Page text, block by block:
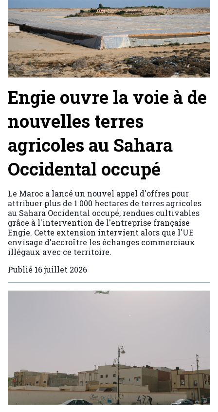
Engie ouvre la voie à de
nouvelles terres
agricoles au Sahara
Occidental occupé
Le Maroc a lancé un nouvel appel d'offres pour
attribuer plus de 1 000 hectares de terres agricoles
au Sahara Occidental occupé, rendues cultivables
grâce à l'intervention de l'entreprise française
Engie. Cette extension intervient alors que l'UE
envisage d'accroître les échanges commerciaux
illégaux avec ce territoire.
Publié 16 juillet 2026